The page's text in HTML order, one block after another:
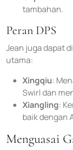
tambahan.
Peran DPS
Jean juga dapat
utama:
Xingqiu:
Swirl dan
Xiangling:
baik dengan
Menguasai